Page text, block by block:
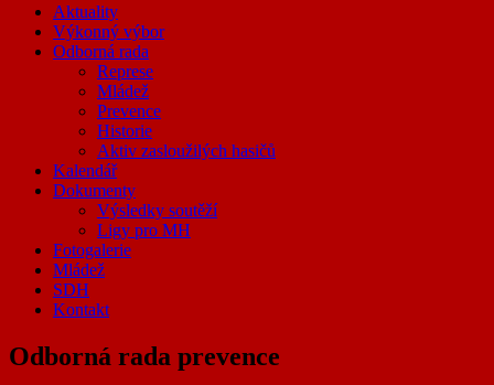
Aktuality
Výkonný výbor
Odborná rada
Represe
Mládež
Prevence
Historie
Aktiv zasloužilých hasičů
Kalendář
Dokumenty
Výsledky soutěží
Ligy pro MH
Fotogalerie
Mládež
SDH
Kontakt
Odborná rada prevence